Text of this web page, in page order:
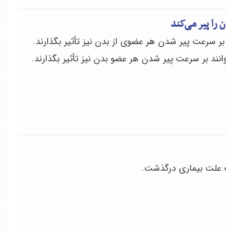
را پیر می‌کند
سرعت پیر شدن هر عضوی از بدن نیز تأثیر بگذارند.
بر سرعت پیر شدن هر عضو بدن نیز تأثیر بگذارند.
علت بیماری درگذشت.